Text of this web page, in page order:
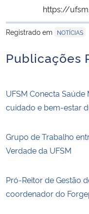
https://
Registrado em
NOTÍCIAS
Publicações
UFSM Conecta
cuidado e bem-estar
Grupo de Trabalho
Verdade da UFSM
Pró-Reitor de Gestão
coordenador do